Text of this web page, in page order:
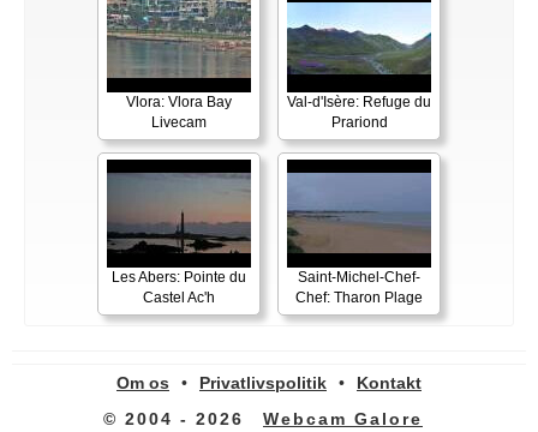
Vlora: Vlora Bay
Livecam
Val-d'Isère: Refuge du
Prariond
Les Abers: Pointe du
Castel Ac'h
Saint-Michel-Chef-
Chef: Tharon Plage
Om os • Privatlivspolitik •
Kontakt
© 2004 - 2026
Webcam Galore